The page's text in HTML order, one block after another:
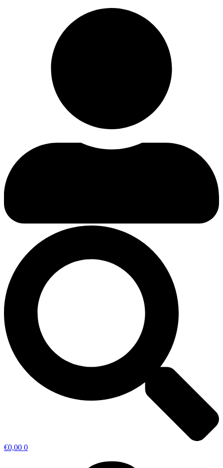
€0,00 0